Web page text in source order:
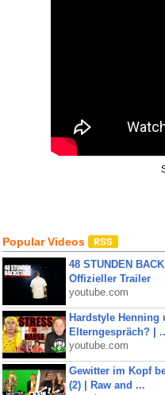
Popular Videos
48 STUNDEN
Offizieller Trailer
youtube.com
Hardstyle Henning
Elterngespräch? |
youtube.com
Gewitter im Kopf
(2) | Raw and ...